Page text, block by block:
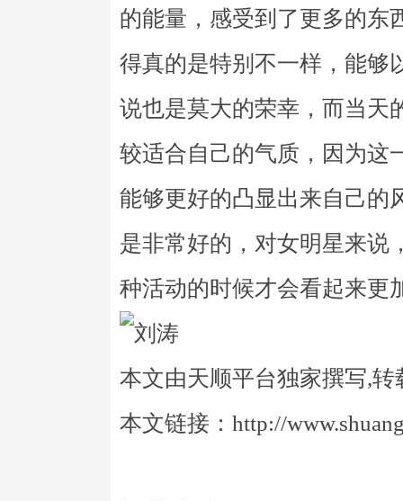
的能量，感受到了更多的东
得真的是特别不一样，能够
说也是莫大的荣幸，而当天
较适合自己的气质，因为这
能够更好的凸显出来自己的
是非常好的，对女明星来说
种活动的时候才会看起来更
本文由天顺平台独家撰写,转
本文链接：http://